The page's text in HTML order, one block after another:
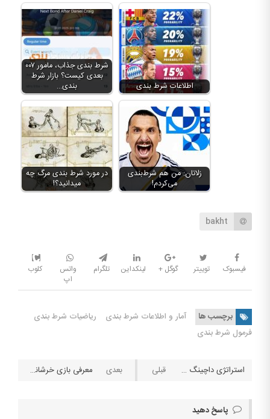
شرط بندی جذاب، مامور ۰۰۷
بعدی کیست؟ بازار شرط
بندی…
اطلاعات شرط بندی
در مورد شرط بندی مرگ چه
میدانید؟!
زلاتان: من هم شرط‌بندی
می‌کردم!
bakht
فیسبوک توییتر گوگل + لینکداین تلگرام
واتس
اپ
کلوب
برچسب ها آمار و اطلاعات شرط بندی
ریاضیات شرط بندی
فرمول شرط بندی
استراتژی داچینگ (Dutching) در شرط بندی ; شرط بندی روی همه چیز معرفی بازی خرشانس (Couriers Weeper)
پاسخ دهید